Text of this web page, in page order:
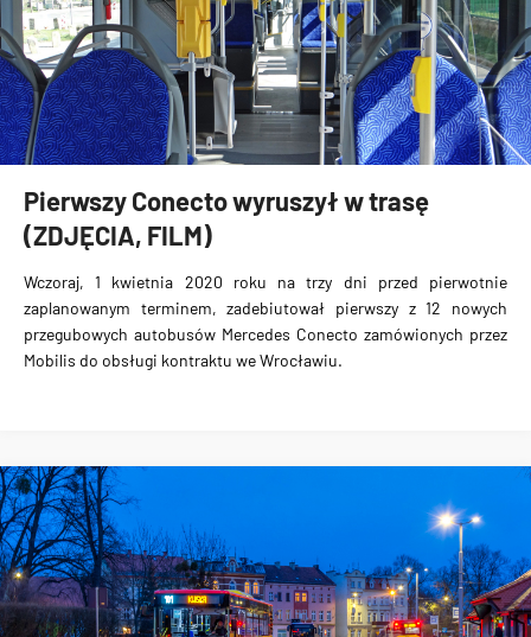
Pierwszy Conecto wyruszył w trasę
(ZDJĘCIA, FILM)
Wczoraj, 1 kwietnia 2020 roku na trzy dni przed pierwotnie
zaplanowanym terminem, zadebiutował pierwszy z12 nowych
przegubowych autobusów Mercedes Conecto zamówionych przez
Mobilis do obsługi kontraktu we Wrocławiu.